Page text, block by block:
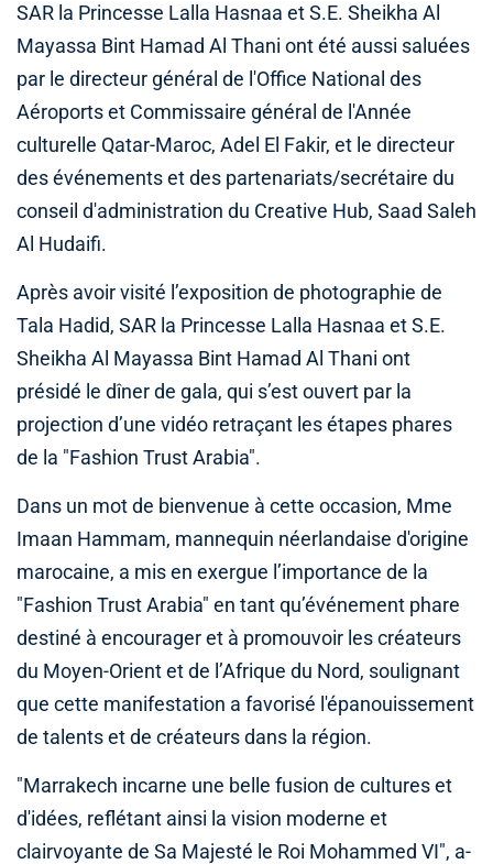
SAR la Princesse Lalla Hasnaa et S.E. Sheikha Al
Mayassa Bint Hamad Al Thani ont été aussi saluées
par le directeur général de l'Office National des
Aéroports et Commissaire général de l'Année
culturelle Qatar-Maroc, Adel El Fakir, et le directeur
des événements et des partenariats/secrétaire du
conseil d'administration du Creative Hub, Saad Saleh
Al Hudaifi.
Après avoir visité l’exposition de photographie de
Tala Hadid, SAR la Princesse Lalla Hasnaa et S.E.
Sheikha Al Mayassa Bint Hamad Al Thani ont
présidé le dîner de gala, qui s’est ouvert par la
projection d’une vidéo retraçant les étapes phares
de la "Fashion Trust Arabia".
Dans un mot de bienvenue à cette occasion, Mme
Imaan Hammam, mannequin néerlandaise d'origine
marocaine, a mis en exergue l’importance de la
"Fashion Trust Arabia" en tant qu’événement phare
destiné à encourager et à promouvoir les créateurs
du Moyen-Orient et de l’Afrique du Nord, soulignant
que cette manifestation a favorisé l'épanouissement
de talents et de créateurs dans la région.
"Marrakech incarne une belle fusion de cultures et
d'idées, reflétant ainsi la vision moderne et
clairvoyante de Sa Majesté le Roi Mohammed VI", a-